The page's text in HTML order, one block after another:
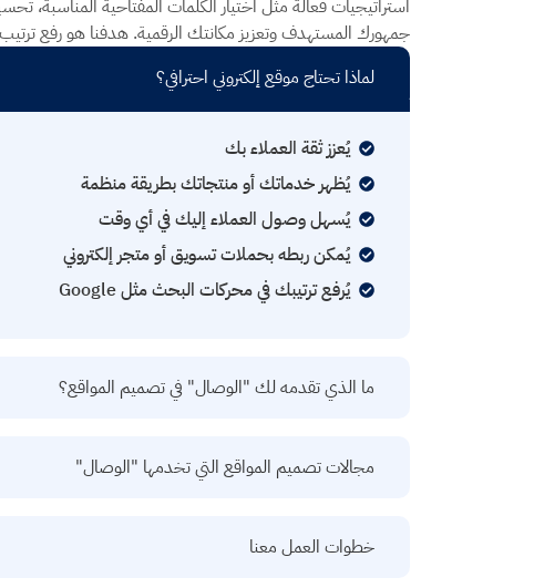
استراتيجيات فعالة مثل اختيار الكلمات المفتاحية
جمهورك المستهدف وتعزيز مكانتك الرقمية. هدفنا هو رفع
لماذا تحتاج موقع إلكتروني احترافي؟
يُعزز ثقة العملاء بك
يُظهر خدماتك أو منتجاتك بطريقة منظمة
يُسهل وصول العملاء إليك في أي وقت
يُمكن ربطه بحملات تسويق أو متجر إلكتروني
يُرفع ترتيبك في محركات البحث مثل Google
ما الذي تقدمه لك "الوصال" في تصميم المواقع؟
مجالات تصميم المواقع التي تخدمها "الوصال"
خطوات العمل معنا